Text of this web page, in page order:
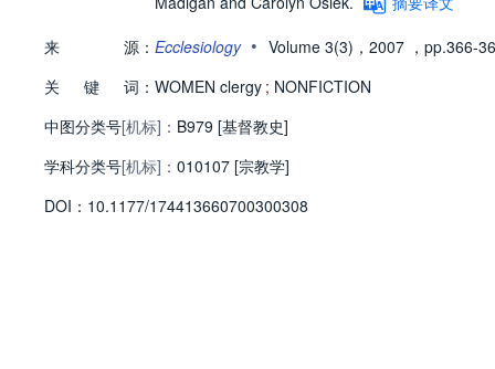
来
源： Ecclesiology • Volume 3(3)，2007 ，pp.366-
关
键 词： WOMEN clergy ; NONFICTION
中图分类号[机标]： B979 [基督教史]
学科分类号[机标]： 010107 [宗教学]
DOI： 10.1177/174413660700300308